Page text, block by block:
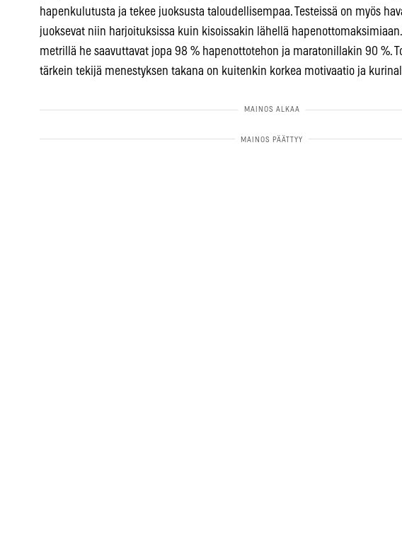
hapenkulutusta ja tekee juoksusta taloudellisempaa. Testeissä on myös
juoksevat niin harjoituksissa kuin kisoissakin lähellä
metrillä he saavuttavat jopa 98 % hapenottotehon ja maratonillakin 90 %.
tärkein tekijä menestyksen takana on kuitenkin korkea motivaatio ja